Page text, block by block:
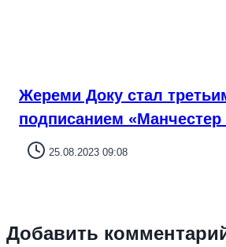
Жереми Доку стал
подписанием «Манчестер
25.08.2023 09:08
Добавить